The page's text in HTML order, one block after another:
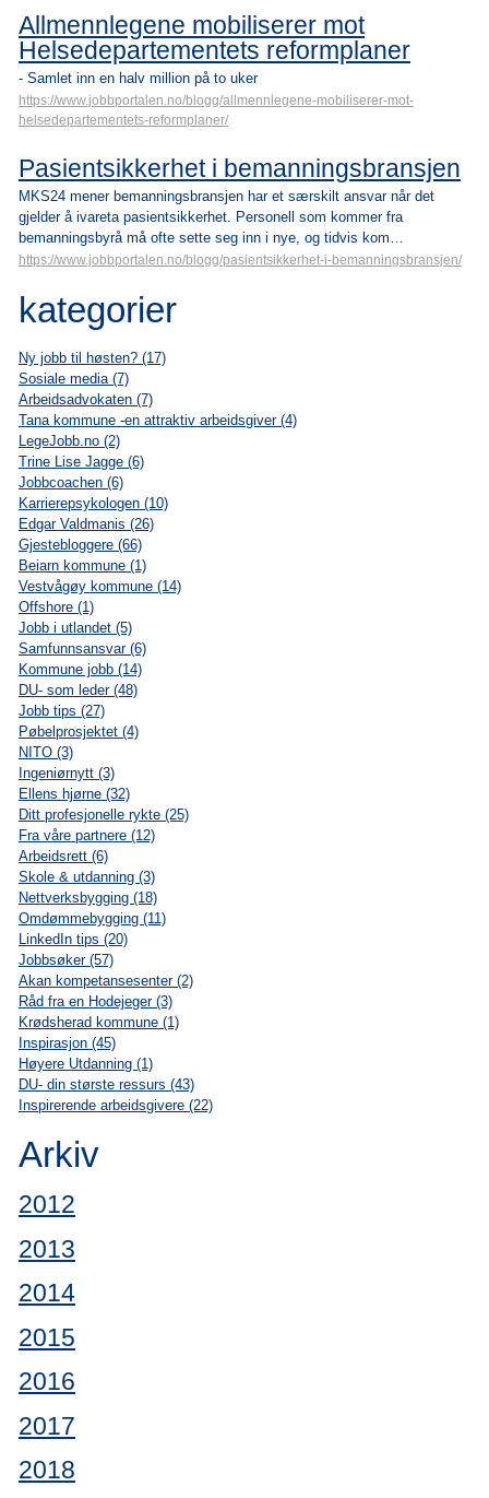
Allmennlegene mobiliserer mot
Helsedepartementets reformplaner
- Samlet inn en halv million på to uker
https://www.jobbportalen.no/blogg/allmennlegene-mobiliserer-mot-
helsedepartementets-reformplaner/
Pasientsikkerhet i bemanningsbransjen
MKS24 mener bemanningsbransjen har et særskilt ansvar når det
gjelder å ivareta pasientsikkerhet. Personell som kommer fra
bemanningsbyrå må ofte sette seg inn i nye, og tidvis kom…
https://www.jobbportalen.no/blogg/pasientsikkerhet-i-bemanningsbransjen/
kategorier
Ny jobb til høsten? (17)
Sosiale media (7)
Arbeidsadvokaten (7)
Tana kommune -en attraktiv arbeidsgiver (4)
LegeJobb.no (2)
Trine Lise Jagge (6)
Jobbcoachen (6)
Karrierepsykologen (10)
Edgar Valdmanis (26)
Gjestebloggere (66)
Beiarn kommune (1)
Vestvågøy kommune (14)
Offshore (1)
Jobb i utlandet (5)
Samfunnsansvar (6)
Kommune jobb (14)
DU- som leder (48)
Jobb tips (27)
Pøbelprosjektet (4)
NITO (3)
Ingeniørnytt (3)
Ellens hjørne (32)
Ditt profesjonelle rykte (25)
Fra våre partnere (12)
Arbeidsrett (6)
Skole & utdanning (3)
Nettverksbygging (18)
Omdømmebygging (11)
LinkedIn tips (20)
Jobbsøker (57)
Akan kompetansesenter (2)
Råd fra en Hodejeger (3)
Krødsherad kommune (1)
Inspirasjon (45)
Høyere Utdanning (1)
DU- din største ressurs (43)
Inspirerende arbeidsgivere (22)
Arkiv
2012
2013
2014
2015
2016
2017
2018